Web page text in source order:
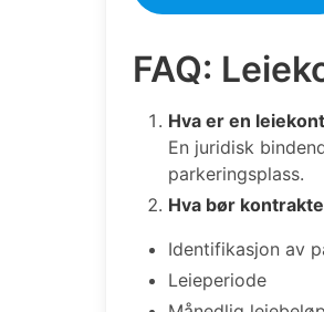
FAQ:
Hva er en
En juridisk
parkeringsplass.
Hva bør
Identifikasjon av
Leieperiode